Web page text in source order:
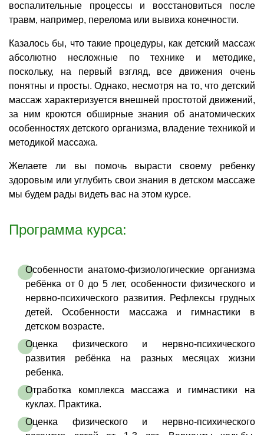
воспалительные процессы и восстановиться после
травм, например, перелома или вывиха конечности.
Казалось бы, что такие процедуры, как детский массаж
абсолютно несложные по технике и методике,
поскольку, на первый взгляд, все движения очень
понятны и просты. Однако, несмотря на то, что детский
массаж характеризуется внешней простотой движений,
за ним кроются обширные знания об анатомических
особенностях детского организма, владение техникой и
методикой массажа.
Желаете ли вы помочь вырасти своему ребенку
здоровым или углубить свои знания в детском массаже
мы будем рады видеть вас на этом курсе.
Программа курса:
Особенности анатомо-физиологические организма
ребёнка от 0 до 5 лет, особенности физического и
нервно-психического развития. Рефлексы грудных
детей. Особенности массажа и гимнастики в
детском возрасте.
Оценка физического и нервно-психического
развития ребёнка на разных месяцах жизни
ребенка.
Отработка комплекса массажа и гимнастики на
куклах. Практика.
Оценка физического и нервно-психического